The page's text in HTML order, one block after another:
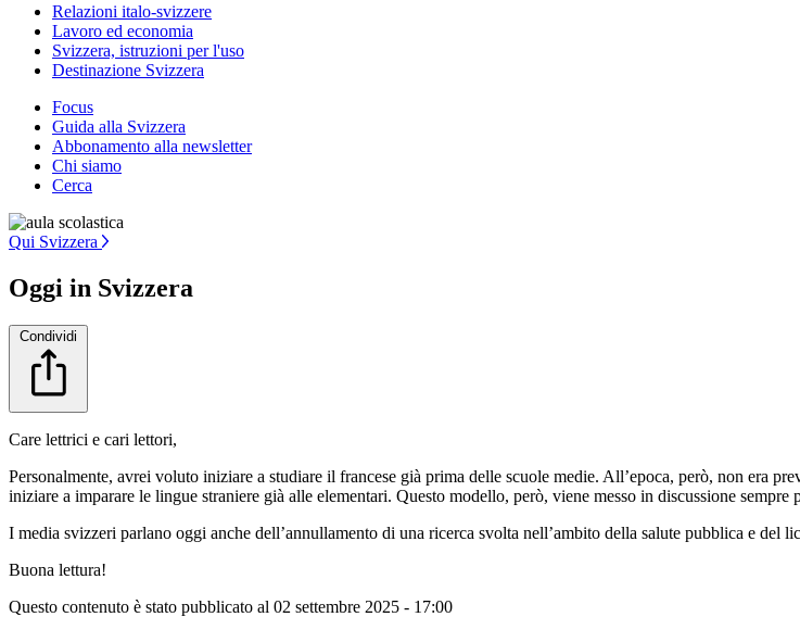
Relazioni italo-svizzere
Lavoro ed economia
Svizzera, istruzioni per l'uso
Destinazione Svizzera
Focus
Guida alla Svizzera
Abbonamento alla newsletter
Chi siamo
Cerca
Qui Svizzera
Oggi in Svizzera
Condividi
Care lettrici e cari lettori,
Personalmente, avrei voluto iniziare a studiare il francese già prima delle scuole medie. All’epoca, però, non era
iniziare a imparare le lingue straniere già alle elementari. Questo modello, però, viene messo in discussione sempre
I media svizzeri parlano oggi anche dell’annullamento di una ricerca svolta nell’ambito della salute pubblica e del
Buona lettura!
Questo contenuto è stato pubblicato al 02 settembre 2025 - 17:00